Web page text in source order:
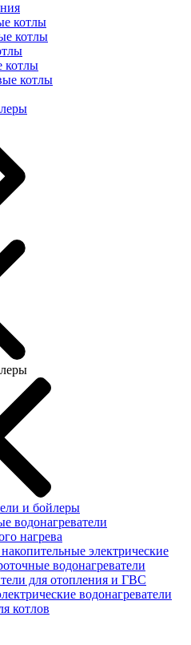
котлы
котлы
котлы
котлы
и бойлеры
водонагреватели
нагрева
электрические
водонагреватели
для отопления и ГВС
водонагреватели
котлов